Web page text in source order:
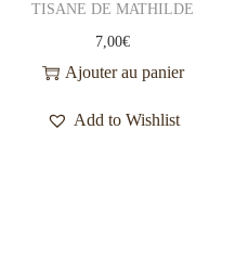
TISANE DE MATHILDE
7,00€
Ajouter au panier
Add to Wishlist